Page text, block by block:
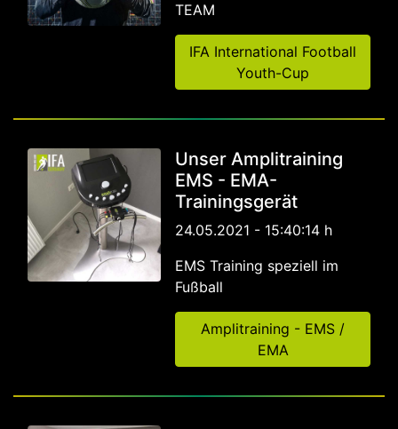
TEAM
IFA International Football
Youth-Cup
Unser Amplitraining
EMS - EMA-
Trainingsgerät
24.05.2021 - 15:40:14 h
EMS Training speziell im
Fußball
Amplitraining - EMS /
EMA